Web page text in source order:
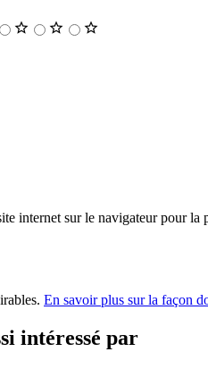
internet sur le navigateur pour la
En savoir plus sur la façon
intéressé par